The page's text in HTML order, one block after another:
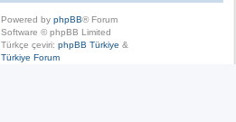
Powered by phpBB® Forum
Software © phpBB Limited
Türkçe çeviri: phpBB Türkiye &
Türkiye Forum